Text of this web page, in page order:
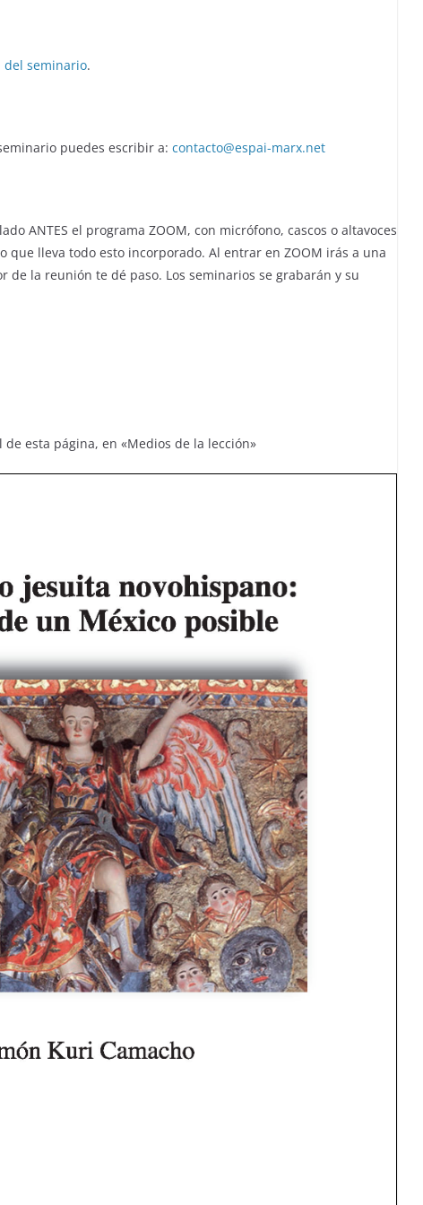
del seminario.
puedes escribir a: contacto@espai-marx.net
ANTES el programa ZOOM, con micrófono, cascos o altavoces
que lleva todo esto incorporado. Al entrar en ZOOM irás a una
la reunión te dé paso. Los seminarios se grabarán y su
esta página, en «Medios de la lección»